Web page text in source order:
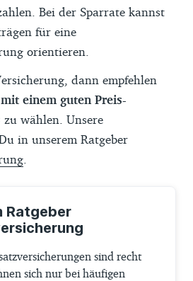
Bei der Sparrate kannst
für eine
orientieren.
dann empfehlen
einem guten Preis-
zu wählen. Unsere
in unserem Ratgeber
Ratgeber
sind recht
sich nur bei häufigen